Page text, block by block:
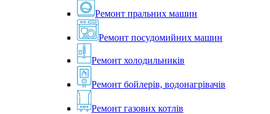
Ремонт пральних машин
Ремонт посудомийних машин
Ремонт холодильників
Ремонт бойлерів, водонагрівачів
Ремонт газових котлів